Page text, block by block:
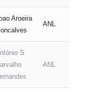
Aroeira
ANL
S
ANL